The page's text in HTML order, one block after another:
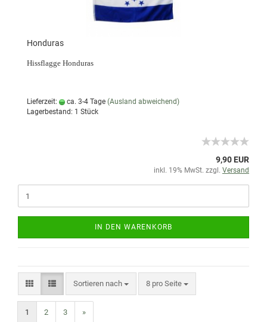
Honduras
Hissflagge Honduras
Lieferzeit: ca. 3-4 Tage (Ausland abweichend)
Lagerbestand: 1 Stück
9,90 EUR
inkl. 19% MwSt. zzgl. Versand
IN DEN WARENKORB
Sortieren nach 8 pro Seite
1 2 3 »